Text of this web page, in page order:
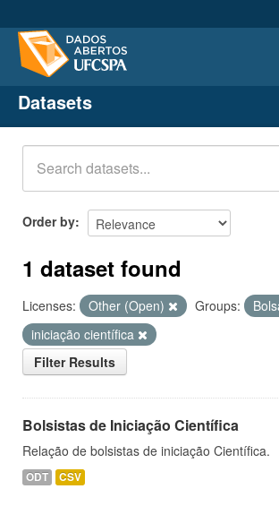
Datasets
Organizations
Groups
About
Datasets
Order by
1 dataset found
Licenses: Other (Open) Groups:
iniciação científica
Filter Results
Bolsistas de Iniciação Científica
Relação de bolsistas de iniciação Científica.
ODT CSV